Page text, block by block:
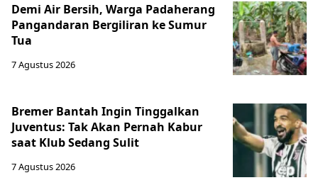
Demi Air Bersih, Warga Padaherang
Pangandaran Bergiliran ke Sumur
Tua
7 Agustus 2026
Bremer Bantah Ingin Tinggalkan
Juventus: Tak Akan Pernah Kabur
saat Klub Sedang Sulit
7 Agustus 2026